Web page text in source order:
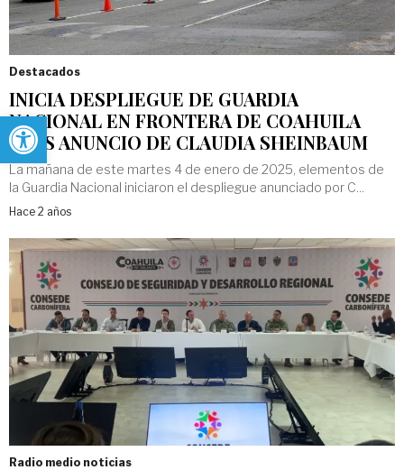
Abrir barra de herramientas
Destacados
INICIA DESPLIEGUE DE GUARDIA
NACIONAL EN FRONTERA DE COAHUILA
TRAS ANUNCIO DE CLAUDIA SHEINBAUM
La mañana de este martes 4 de enero de 2025, elementos de
la Guardia Nacional iniciaron el despliegue anunciado por C...
Hace 2 años
Radio medio noticias